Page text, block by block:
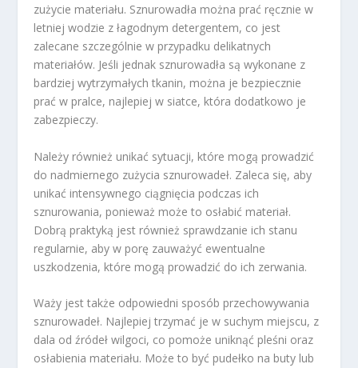
zużycie materiału. Sznurowadła można prać ręcznie w
letniej wodzie z łagodnym detergentem, co jest
zalecane szczególnie w przypadku delikatnych
materiałów. Jeśli jednak sznurowadła są wykonane z
bardziej wytrzymałych tkanin, można je bezpiecznie
prać w pralce, najlepiej w siatce, która dodatkowo je
zabezpieczy.
Należy również unikać sytuacji, które mogą prowadzić
do nadmiernego zużycia sznurowadeł. Zaleca się, aby
unikać intensywnego ciągnięcia podczas ich
sznurowania, ponieważ może to osłabić materiał.
Dobrą praktyką jest również sprawdzanie ich stanu
regularnie, aby w porę zauważyć ewentualne
uszkodzenia, które mogą prowadzić do ich zerwania.
Waży jest także odpowiedni sposób przechowywania
sznurowadeł. Najlepiej trzymać je w suchym miejscu, z
dala od źródeł wilgoci, co pomoże uniknąć pleśni oraz
osłabienia materiału. Może to być pudełko na buty lub